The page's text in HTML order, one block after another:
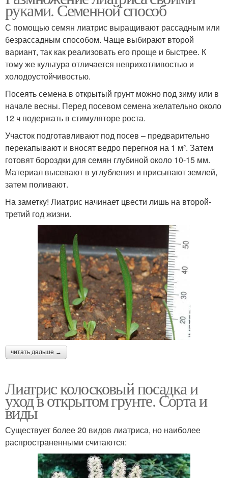
руками. Семенной способ
С помощью семян лиатрис выращивают рассадным или
безрассадным способом. Чаще выбирают второй
вариант, так как реализовать его проще и быстрее. К
тому же культура отличается неприхотливостью и
холодоустойчивостью.
Посеять семена в открытый грунт можно под зиму или в
начале весны. Перед посевом семена желательно около
12 ч подержать в стимуляторе роста.
Участок подготавливают под посев – предварительно
перекапывают и вносят ведро перегноя на 1 м². Затем
готовят бороздки для семян глубиной около 10-15 мм.
Материал высевают в углубления и присыпают землей,
затем поливают.
На заметку! Лиатрис начинает цвести лишь на второй-
третий год жизни.
читать дальше →
Лиатрис колосковый посадка и
уход в открытом грунте. Сорта и
виды
Существует более 20 видов лиатриса, но наиболее
распространенными считаются: